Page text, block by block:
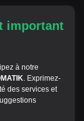
important
à notre
. Exprimez-
des services et